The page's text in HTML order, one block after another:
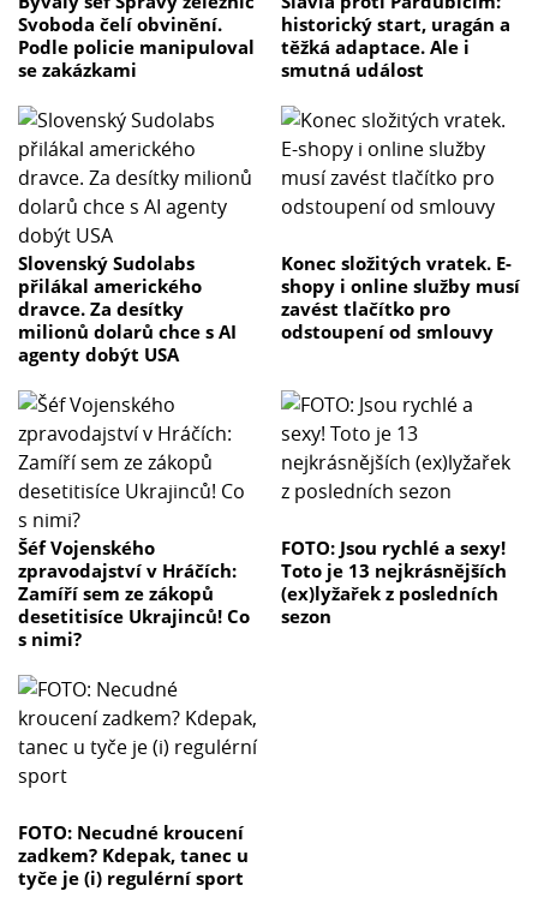
Svoboda čelí obvinění.
Podle policie manipuloval
se zakázkami
historický start, uragán a
těžká adaptace. Ale i
smutná událost
Slovenský Sudolabs
přilákal amerického
dravce. Za desítky
milionů dolarů chce s AI
agenty dobýt USA
Konec složitých vratek. E-
shopy i online služby musí
zavést tlačítko pro
odstoupení od smlouvy
Šéf Vojenského
zpravodajství v Hráčích:
Zamíří sem ze zákopů
desetitisíce Ukrajinců! Co
s nimi?
FOTO: Jsou rychlé a sexy!
Toto je 13 nejkrásnějších
(ex)lyžařek z posledních
sezon
FOTO: Necudné kroucení
zadkem? Kdepak, tanec u
tyče je (i) regulérní sport